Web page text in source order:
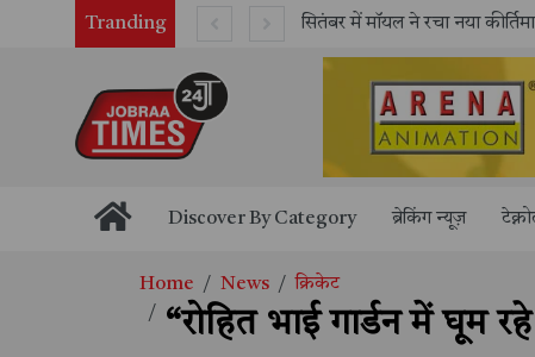
Tranding सितंबर में मॉयल ने रचा नया कीर्तिमान, अब तक का सर्वश्रेष्ठ उत्पादन दर्ज: दूसरी तिमाही में 10.3% की शानदार उत्पादन वृद्धि
Discover By Category ब्रेकिंग न्यूज़
Home News क्रिकेट
“रोहित भाई गार्डन में घूम